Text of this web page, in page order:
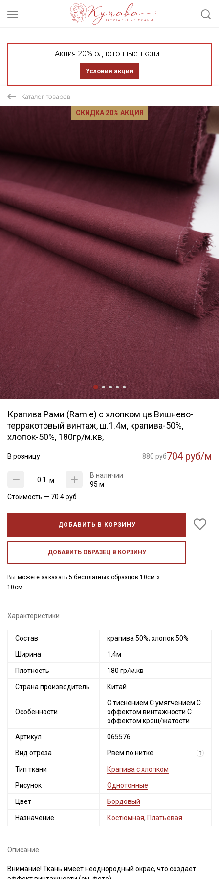
Акция 20% однотонные ткани!
Условия акции
Каталог товаров
СКИДКА 20% АКЦИЯ
Крапива Рами (Ramie) с хлопком цв.Вишнево-
терракотовый винтаж, ш.1.4м, крапива-50%,
хлопок-50%, 180гр/м.кв,
В розницу 880 руб704 руб/м
м
В наличии
95 м
Стоимость — 70.4руб
ДОБАВИТЬ В КОРЗИНУ
ДОБАВИТЬ ОБРАЗЕЦ В КОРЗИНУ
Вы можете заказать 5 бесплатных образцов 10см x
10см
Характеристики
Состав крапива 50%; хлопок 50%
Ширина 1.4м
Плотность 180 гр/м.кв
Страна производитель Китай
Особенности
С тиснением С умягчением С
эффектом винтажности С
эффектом крэш/жатости
Артикул 065576
Вид отреза Рвем по нитке ?
Тип ткани Крапива с хлопком
Рисунок Однотонные
Цвет Бордовый
Назначение Костюмная, Платьевая
Описание
Внимание! Ткань имеет неоднородный окрас, что создает